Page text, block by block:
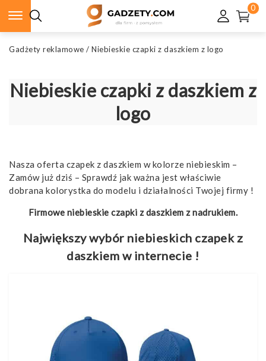
0
Gadżety reklamowe / Niebieskie czapki z daszkiem z logo
Niebieskie czapki z daszkiem z
logo
Nasza oferta czapek z daszkiem w kolorze niebieskim –
Zamów już dziś – Sprawdź jak ważna jest właściwie
dobrana kolorystka do modelu i działalności Twojej firmy !
Firmowe niebieskie czapki z daszkiem z nadrukiem.
Największy wybór niebieskich czapek z
daszkiem w internecie !